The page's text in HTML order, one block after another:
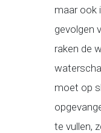
maar ook
gevolgen
raken de
moet op
te vullen,